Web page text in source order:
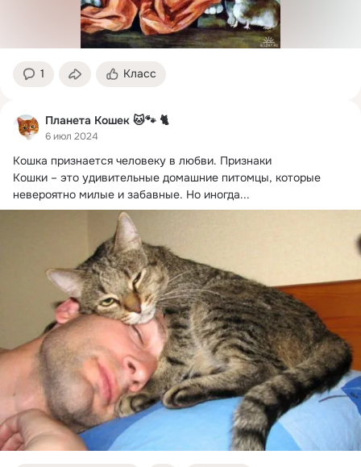
1 Класс
Планета Кошек 🐱🐾 🐈
6 июл 2024
Кошка признается человеку в любви. Признаки
Кошки – это удивительные домашние питомцы, которые
невероятно милые и забавные. Но иногда...